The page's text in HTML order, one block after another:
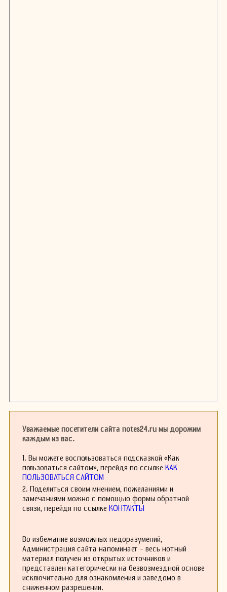
Уважаемые посетители сайта notes24.ru мы дорожим
каждым из вас.
1. Вы можете воспользоваться подсказкой «Как
пользоваться сайтом», перейдя по ссылке КАК
ПОЛЬЗОВАТЬСЯ САЙТОМ
2. Поделиться своим мнением, пожеланиями и
замечаниями можно с помощью формы обратной
связи, перейдя по ссылке КОНТАКТЫ
Во избежание возможных недоразумений,
Администрация сайта напоминает - весь нотный
материал получен из открытых источников и
представлен категорически на безвозмездной основе
исключительно для ознакомления и заведомо в
сниженном разрешении.